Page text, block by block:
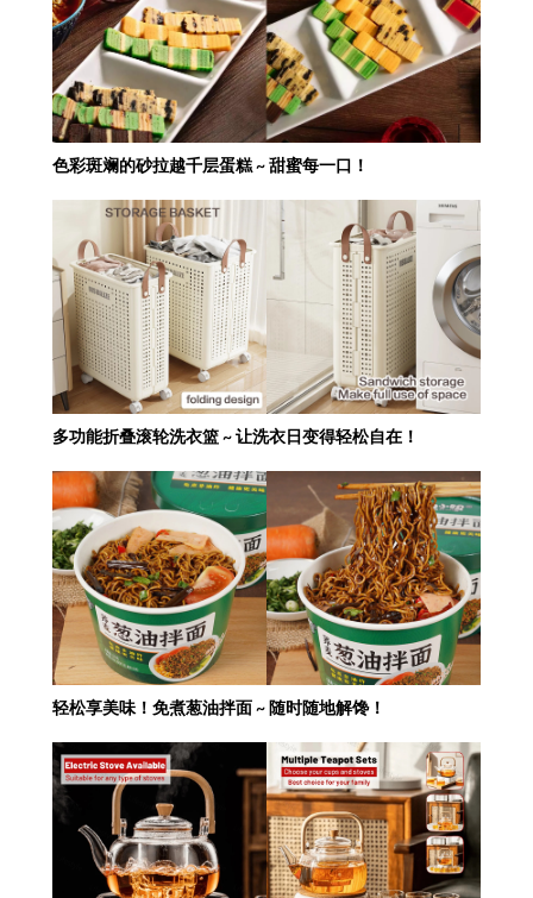
色彩斑斓的砂拉越千层蛋糕 ~ 甜蜜每一口！
多功能折叠滚轮洗衣篮 ~ 让洗衣日变得轻松自在！
轻松享美味！免煮葱油拌面 ~ 随时随地解馋！